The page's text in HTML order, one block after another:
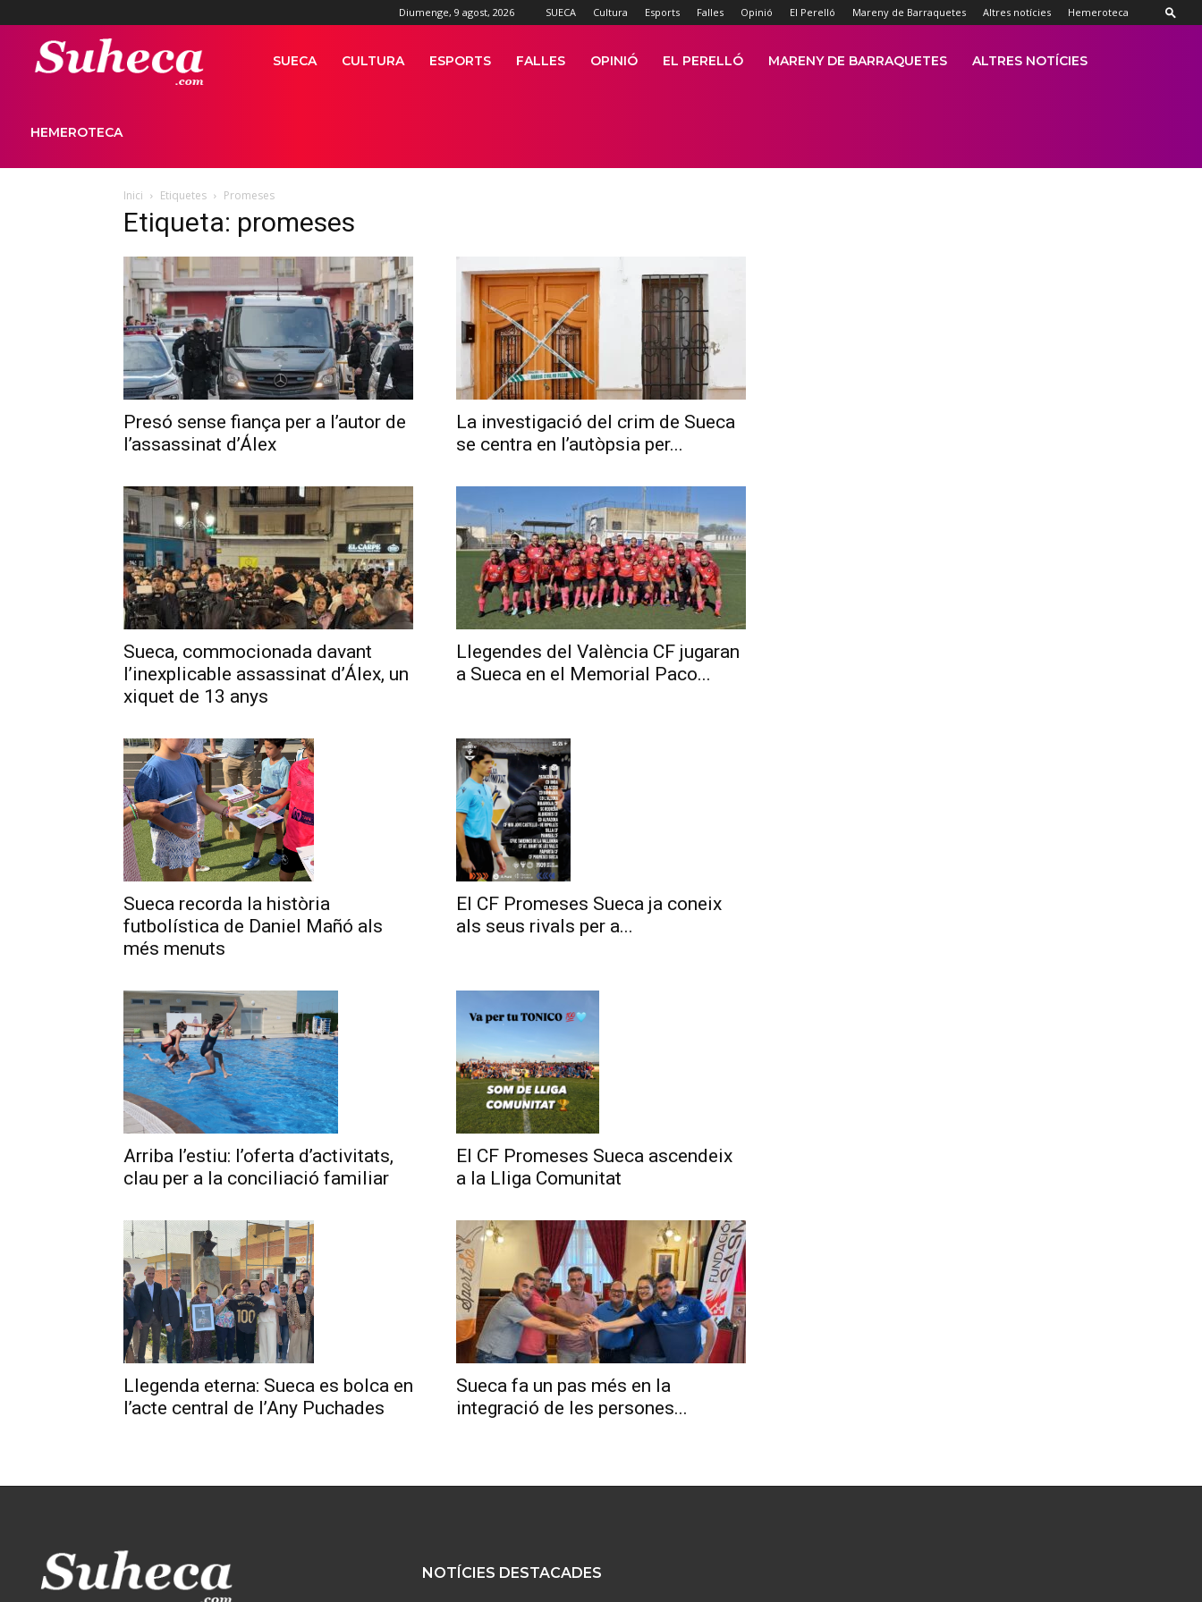
Diumenge, 9 agost, 2026 SUECA Cultura Esports Falles Opinió El Perelló Mareny de Barraquetes Altres notícies Hemeroteca
Suhecapuntcom
SUECA CULTURA ESPORTS FALLES OPINIÓ EL PERELLÓ MARENY DE BARRAQUETES ALTRES NOTÍCIES
HEMEROTECA
Inici Etiquetes Promeses
Etiqueta: promeses
Presó sense fiança per a l’autor de
l’assassinat d’Álex
La investigació del crim de Sueca
se centra en l’autòpsia per...
Sueca, commocionada davant
l’inexplicable assassinat d’Álex, un
xiquet de 13 anys
Llegendes del València CF jugaran
a Sueca en el Memorial Paco...
Sueca recorda la història
futbolística de Daniel Mañó als
més menuts
El CF Promeses Sueca ja coneix
als seus rivals per a...
Arriba l’estiu: l’oferta d’activitats,
clau per a la conciliació familiar
El CF Promeses Sueca ascendeix
a la Lliga Comunitat
Llegenda eterna: Sueca es bolca en
l’acte central de l’Any Puchades
Sueca fa un pas més en la
integració de les persones...
NOTÍCIES DESTACADES